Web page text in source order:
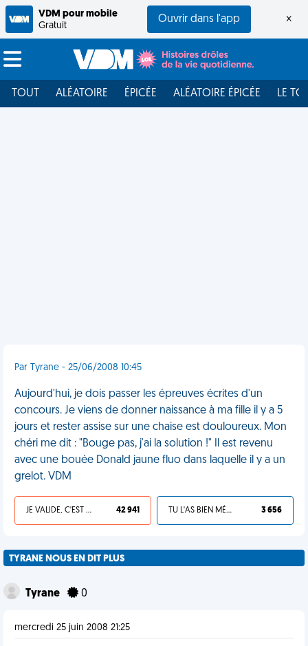
VDM pour mobile
Gratuit
Ouvrir dans l'app ×
TOUT ALÉATOIRE ÉPICÉE ALÉATOIRE ÉPICÉE LE
Par Tyrane - 25/06/2008 10:45
Aujourd'hui, je dois passer les épreuves écrites d'un
concours. Je viens de donner naissance à ma fille il y a 5
jours et rester assise sur une chaise est douloureux. Mon
chéri me dit : "Bouge pas, j'ai la solution !" Il est revenu
avec une bouée Donald jaune fluo dans laquelle il y a un
grelot. VDM
JE VALIDE, C'EST UNE VDM 42 941 TU L'AS BIEN MÉRITÉ 3 656
TYRANE NOUS EN DIT PLUS
Tyrane 0
mercredi 25 juin 2008 21:25